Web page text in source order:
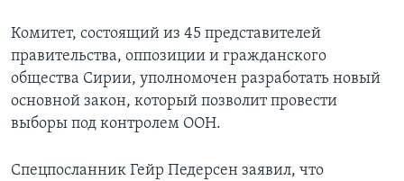
Комитет, состоящий из 45 представителей
правительства, оппозиции и гражданского
общества Сирии, уполномочен разработать новый
основной закон, который позволит провести
выборы под контролем ООН.
Спецпосланник Гейр Педерсен заявил, что